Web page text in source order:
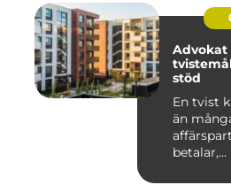
Advokat
stöd
En tvist
än
betalar,...